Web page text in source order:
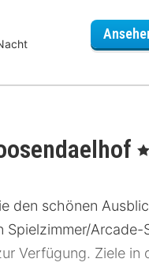
, 3
den schönen
Spielzimmer/
Verfügung. Ziele